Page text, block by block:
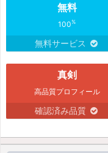
無料
100%
無料サービス
真剣
高品質プロフィール
確認済み品質